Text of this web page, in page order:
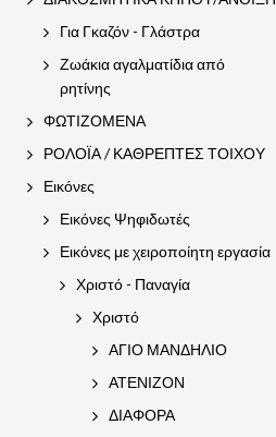
Για Γκαζόν - Γλάστρα
Ζωάκια αγαλματίδια από
ρητίνης
ΦΩΤΙΖΟΜΕΝΑ
ΡΟΛΟΪΑ / ΚΑΘΡΕΠΤΕΣ ΤΟΙΧΟΥ
Εικόνες
Εικόνες Ψηφιδωτές
Εικόνες με χειροποίητη εργασία
Χριστό - Παναγία
Χριστό
ΑΓΙΟ ΜΑΝΔΗΛΙΟ
ΑΤΕΝΙΖΟΝ
ΔΙΑΦΟΡΑ